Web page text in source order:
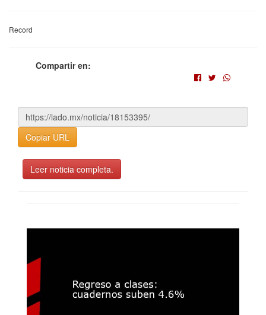
Record
Compartir en:
Copiar URL
Leer noticia completa.